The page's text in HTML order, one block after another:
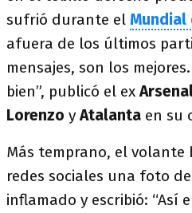
sufrió durante el Mundial
afuera de los últimos
mensajes, son los
bien”, publicó el ex
Lorenzo yAtalanta en su
Más temprano, el volante
redes sociales una foto
inflamado y escribió: “Así